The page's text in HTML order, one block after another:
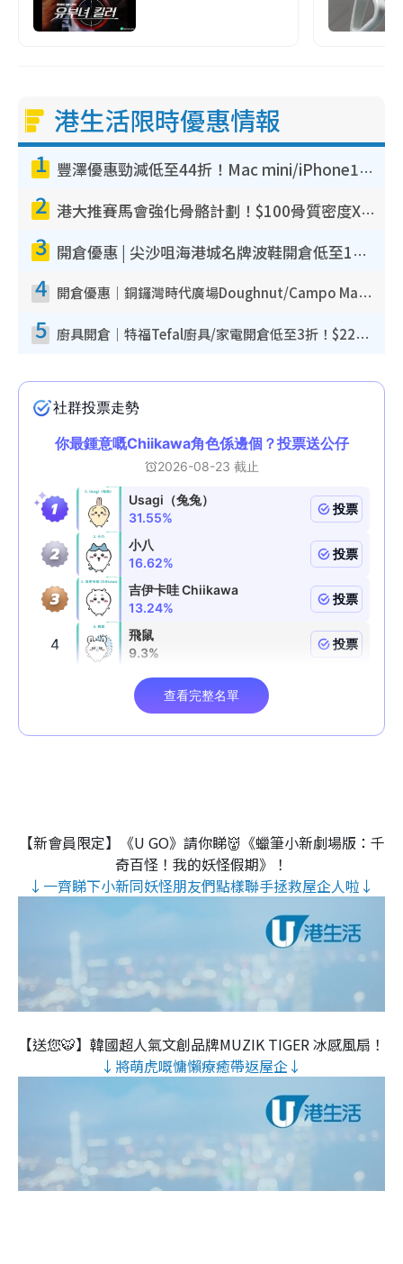
港生活限時優惠情報
1 豐澤優惠勁減低至44折！Mac mini/iPhone17Pro大減價！廚房家電$220起
2 港大推賽馬會強化骨骼計劃！$100骨質密度X光檢查 完成免費運動訓練送超市禮券！附參加資格
3 開倉優惠 | 尖沙咀海港城名牌波鞋開倉低至1折！On鞋$899起／Joy&Peace鞋履$98起
4 開倉優惠｜銅鑼灣時代廣場Doughnut/Campo Marzio開倉低至1折！背囊、書包、手袋劈價$200起
5 廚具開倉｜特福Tefal廚具/家電開倉低至3折！$220起買平底鍋/炒鑊/湯煲！電飯煲/吸塵機/燙斗$418起
【新會員限定】《U GO》請你睇👹《蠟筆小新劇場版：千
奇百怪！我的妖怪假期》！
↓一齊睇下小新同妖怪朋友們點樣聯手拯救屋企人啦↓
【送您🐯】韓國超人氣文創品牌MUZIK TIGER 冰感風扇！
↓將萌虎嘅慵懶療癒帶返屋企↓